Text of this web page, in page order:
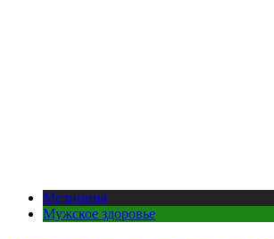
Медицина
Мужское здоровье